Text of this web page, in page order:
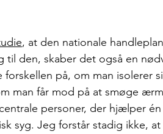
, at den nationale
til den, skaber det også en
på, om man isolerer
man får mod på at smøge
personer, der hjælper én
syg. Jeg forstår stadig ikke, at